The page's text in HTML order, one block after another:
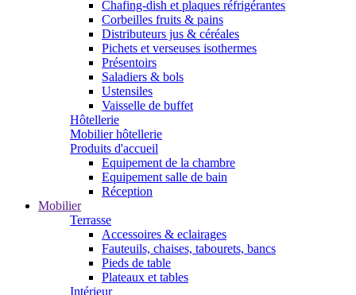
Chafing-dish et plaques réfrigérantes
Corbeilles fruits & pains
Distributeurs jus & céréales
Pichets et verseuses isothermes
Présentoirs
Saladiers & bols
Ustensiles
Vaisselle de buffet
Hôtellerie
Mobilier hôtellerie
Produits d'accueil
Equipement de la chambre
Equipement salle de bain
Réception
Mobilier
Terrasse
Accessoires & eclairages
Fauteuils, chaises, tabourets, bancs
Pieds de table
Plateaux et tables
Intérieur